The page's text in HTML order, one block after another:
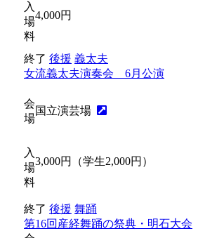
入
場
料
4,000円
終了 後援 義太夫
女流義太夫演奏会 6月公演
会
場
国立演芸場
入
場
料
3,000円（学生2,000円）
終了 後援 舞踊
第16回産経舞踊の祭典・明石大会